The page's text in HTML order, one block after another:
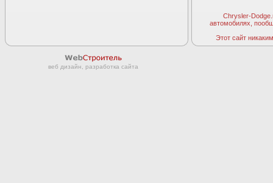
Chrysler-
автомобилях,
Этот сайт
веб дизайн, разработка сайта